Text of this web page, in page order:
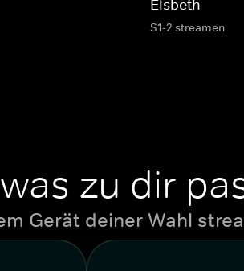
Elsbeth
S1-2 streamen
zu dir
Gerät deiner Wahl